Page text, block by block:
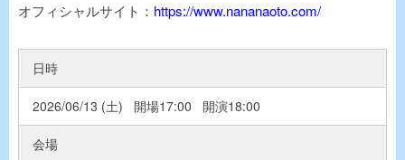
オフィシャルサイト： https://www.nananaoto.com/
日時
2026/06/13 (土) 開場17:00 開演18:00
会場